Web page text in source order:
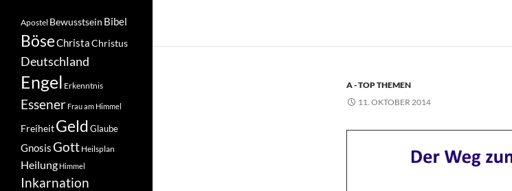
A - TOP THEMEN
11. OKTOBER 2014
Apostel Bewusstsein Bibel
BöseChristaChristus
Deutschland
Engel Erkenntnis
Essener Frau am Himmel
FreiheitGeldGlaube
GnosisGott Heilsplan
Heilung Himmel
Inkarnation